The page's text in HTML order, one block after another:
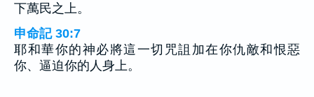
下萬民之上。
申命記 30:7
耶和華你的神必將這一切咒詛加在你仇敵和恨惡
你、逼迫你的人身上。